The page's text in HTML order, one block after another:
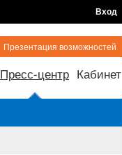
Вход
Презентация возможностей
Пресс-центр Кабинет